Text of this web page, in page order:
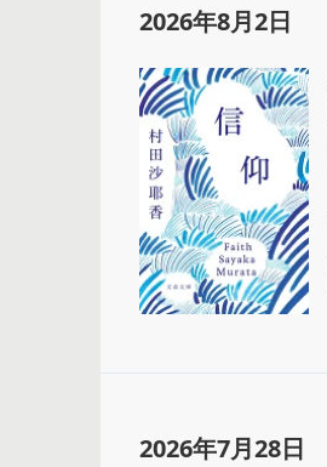
2026年8月2日
2026年7月28日